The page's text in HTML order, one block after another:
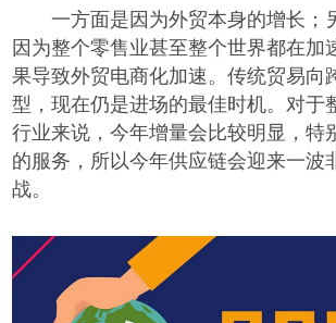
一方面是因为外贸本身的增长 ；
因为整个零售业甚至整个世界都在加
果导致外贸电商化加速。传统贸易向
型，现在仍是进场的最佳时机。对于
行业来说，今年增量会比较明显，特
的服务，所以今年供应链会迎来一波
战。